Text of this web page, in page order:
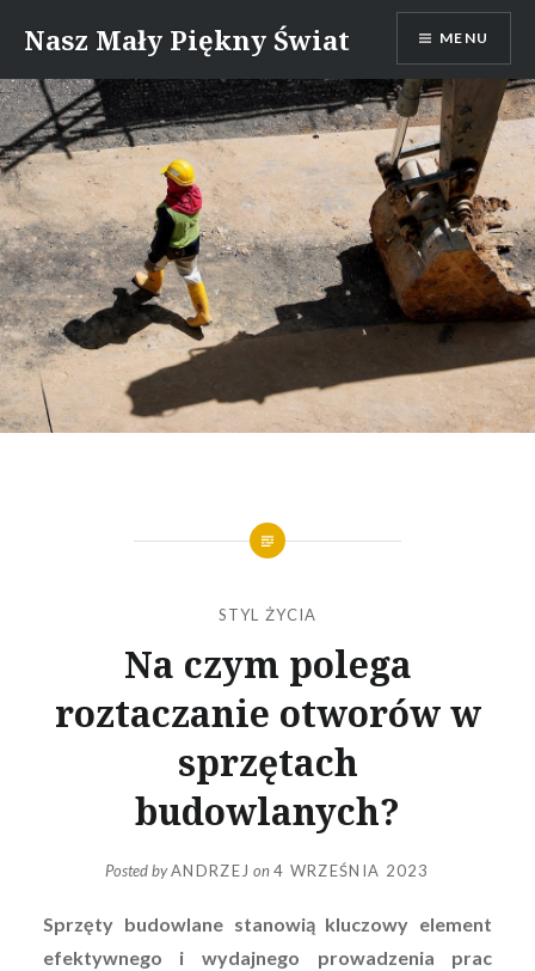
content
Nasz Mały Piękny Świat MENU
STYL ŻYCIA
Na czym polega
roztaczanie otworów w
sprzętach
budowlanych?
Posted byANDRZEJ on4 WRZEŚNIA 2023
Sprzęty budowlane stanowią kluczowy element
efektywnego i wydajnego prowadzenia prac